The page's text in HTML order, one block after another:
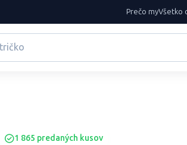
Prečo myVšetko
1 865 predaných kusov